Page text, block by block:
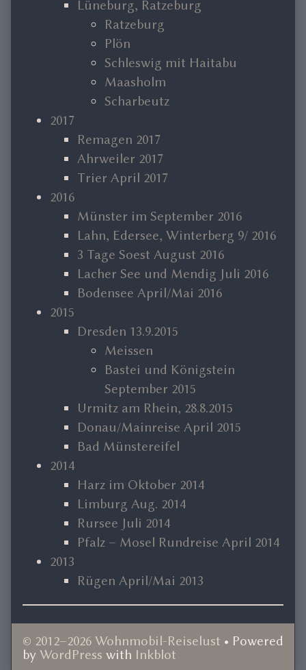
Lüneburg, Ratzeburg
Ratzeburg
Plön
Schleswig mit Haitabu
Maasholm
Scharbeutz
2017
Remagen 2017
Ahrweiler 2017
Trier April 2017
2016
Münster im September 2016
Lahn, Edersee, Winterberg 9/ 2016
3 Tage Soest August 2016
Lacher See und Mendig Juli 2016
Bodensee April/Mai 2016
2015
Dresden 13.9.2015
Meissen
Bastei und Königstein
September 2015
Urmitz am Rhein, 28.8.2015
Donau/Mainreise April 2015
Bad Münstereifel
2014
Harz im Oktober 2014
Limburg Aug. 2014
Rursee Juli 2014
Pfalz – Mosel Rundreise April 2014
2013
Rügen April/Mai 2013
© 2012–2026 Wohnmobil-Reiselust • Powered
by WordPress with Inkblot